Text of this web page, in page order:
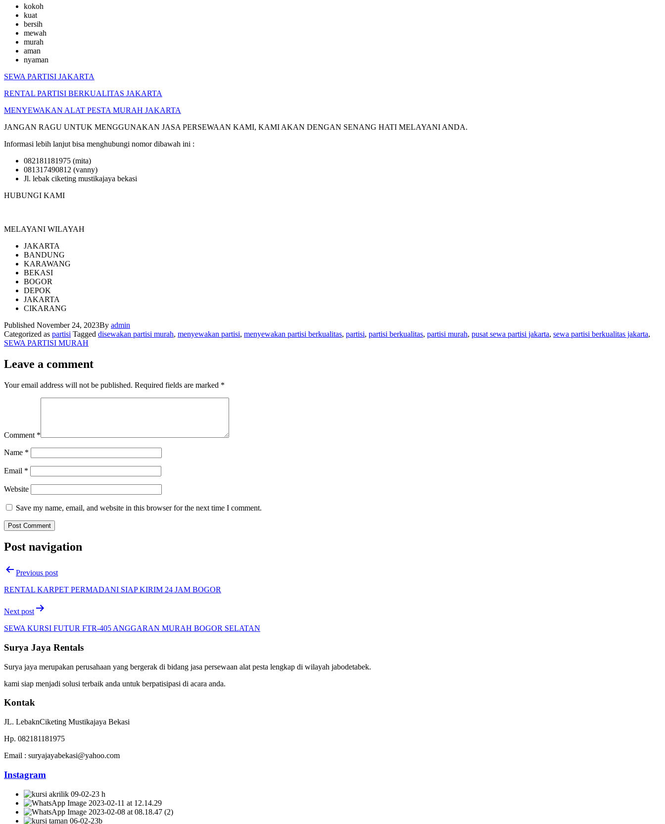
kokoh
kuat
bersih
mewah
murah
aman
nyaman
SEWA PARTISI JAKARTA
RENTAL PARTISI BERKUALITAS JAKARTA
MENYEWAKAN ALAT PESTA MURAH JAKARTA
JANGAN RAGU UNTUK MENGGUNAKAN JASA PERSEWAAN KAMI, KAMI AKAN DENGAN SENANG HATI MELAYANI ANDA.
Informasi lebih lanjut bisa menghubungi nomor dibawah ini :
082181181975 (mita)
081317490812 (vanny)
Jl. lebak ciketing mustikajaya bekasi
HUBUNGI KAMI
MELAYANI WILAYAH
JAKARTA
BANDUNG
KARAWANG
BEKASI
BOGOR
DEPOK
JAKARTA
CIKARANG
Published November 24, 2023By admin
Categorized as partisi Tagged disewakan partisi murah, menyewakan partisi, menyewakan partisi berkualitas, partisi, partisi berkualitas, partisi murah, pusat sewa partisi jakarta, sewa partisi berkualitas jakarta,
SEWA PARTISI MURAH
Leave a comment
Your email address will not be published. Required fields are marked *
Comment *
Name *
Email *
Website
Save my name, email, and website in this browser for the next time I comment.
Post navigation
Previous post
RENTAL KARPET PERMADANI SIAP KIRIM 24 JAM BOGOR
Next post
SEWA KURSI FUTUR FTR-405 ANGGARAN MURAH BOGOR SELATAN
Surya Jaya Rentals
Surya jaya merupakan perusahaan yang bergerak di bidang jasa persewaan alat pesta lengkap di wilayah jabodetabek.
kami siap menjadi solusi terbaik anda untuk berpatisipasi di acara anda.
Kontak
JL. LebaknCiketing Mustikajaya Bekasi
Hp. 082181181975
Email : suryajayabekasi@yahoo.com
Instagram